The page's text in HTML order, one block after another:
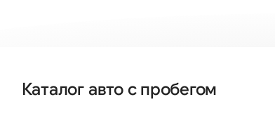
Каталог авто с пробегом